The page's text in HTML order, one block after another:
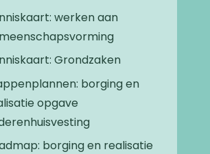
werken aan
Grondzaken
borging en
opgave
borging en realisatie